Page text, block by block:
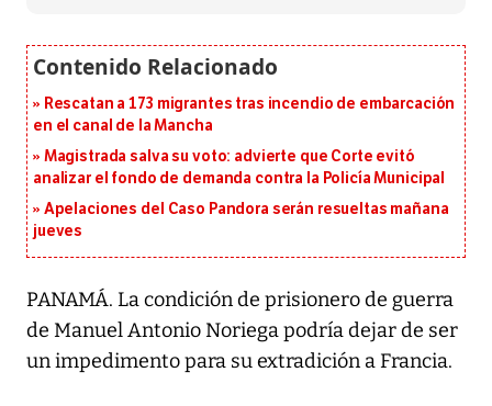
Rescatan a 173 migrantes tras incendio de embarcación
en el canal de la Mancha
Magistrada salva su voto: advierte que Corte evitó
analizar el fondo de demanda contra la Policía Municipal
Apelaciones del Caso Pandora serán resueltas mañana
jueves
PANAMÁ. La condición de prisionero de guerra
de Manuel Antonio Noriega podría dejar de ser
un impedimento para su extradición a Francia.